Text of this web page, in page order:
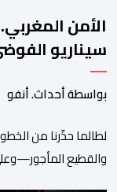
الأمن
سيناريو
سبتة
بواسطة أحداث. أنفو
لطالما حذّرنا من
والقطيع